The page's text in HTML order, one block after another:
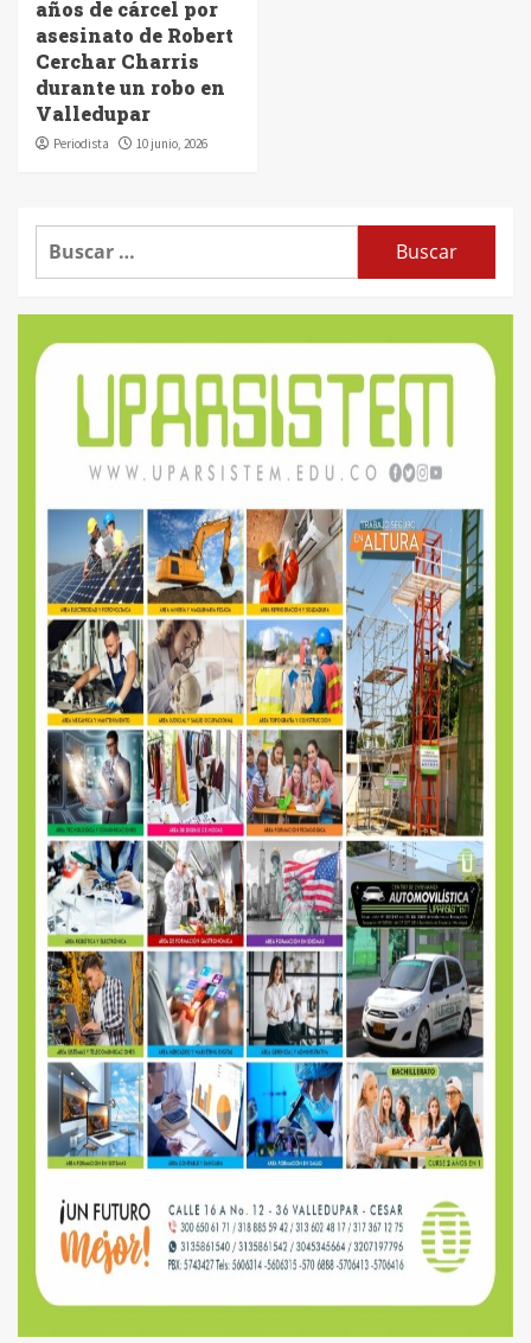
años de cárcel por
asesinato de Robert
Cerchar Charris
durante un robo en
Valledupar
Periodista 10 junio, 2026
Buscar: